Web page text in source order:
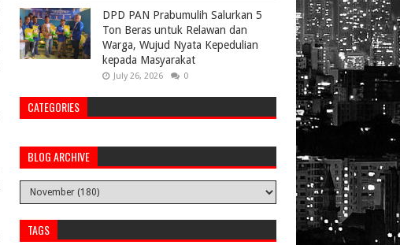
DPD PAN Prabumulih Salurkan 5
Ton Beras untuk Relawan dan
Warga, Wujud Nyata Kepedulian
kepada Masyarakat
July 26, 2026 0
CATEGORIES
BLOG ARCHIVE
TAGS